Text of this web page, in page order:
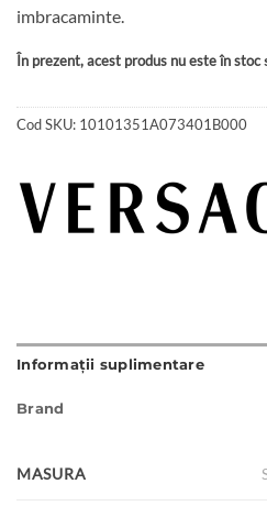
imbracaminte.
În prezent, acest produs nu este în stoc
Cod SKU: 10101351A073401B000
Informații suplimentare
Brand
MASURA